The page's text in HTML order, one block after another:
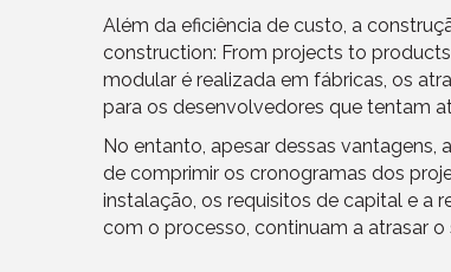
Além da eficiência de custo, a
construction: From projects to
modular é realizada em fábricas, os
para os desenvolvedores que tentam
No entanto, apesar dessas vantagens,
de comprimir os cronogramas dos
instalação, os requisitos de capital e a
com o processo, continuam a atrasar o